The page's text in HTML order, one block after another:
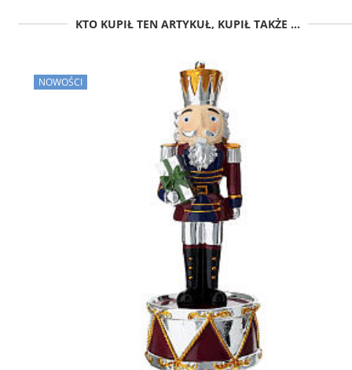
KTO KUPIŁ TEN ARTYKUŁ, KUPIŁ TAKŻE ...
NOWOŚCI